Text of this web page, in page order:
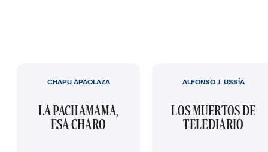
LA PACHAMAMA,
ESA CHARO
CHAPU APAOLAZA
LOS MUERTOS DE
TELEDIARIO
ALFONSO J. USSÍA